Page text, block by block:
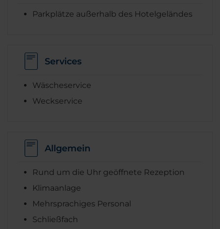
Parkplätze außerhalb des Hotelgeländes
Services
Wäscheservice
Weckservice
Allgemein
Rund um die Uhr geöffnete Rezeption
Klimaanlage
Mehrsprachiges Personal
Schließfach